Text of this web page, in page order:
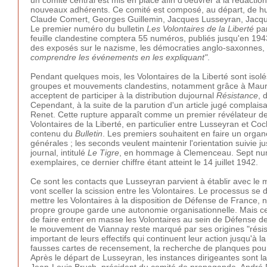
nouveaux adhérents. Ce comité est composé, au départ, de
Claude Comert, Georges Guillemin, Jacques Lusseyran,
Le premier numéro du bulletin Les Volontaires de la Liberté
feuille clandestine comptera 55 numéros, publiés jusqu'en
des exposés sur le nazisme, les démocraties anglo-
comprendre les événements en les expliquant".
Pendant quelques mois, les Volontaires de la Liberté sont
groupes et mouvements clandestins, notamment grâce à
acceptent de participer à la distribution dujournal Résistance ,
Cependant, à la suite de la parution d'un article jugé
Renet. Cette rupture apparaît comme un premier révélateur
Volontaires de la Liberté, en particulier entre Lusseyran et
contenu du Bulletin . Les premiers souhaitent en faire un
générales ; les seconds veulent maintenir l'orientation suivie
journal, intitulé Le Tigre , en hommage à Clemenceau. Sept
exemplaires, ce dernier chiffre étant atteint le 14 juillet 1942.
Ce sont les contacts que Lusseyran parvient à établir avec
vont sceller la scission entre les Volontaires. Le processus
mettre les Volontaires à la disposition de Défense de
propre groupe garde une autonomie organisationnelle. Mais
de faire entrer en masse les Volontaires au sein de Défense
le mouvement de Viannay reste marqué par ses origines
important de leurs effectifs qui continuent leur action jusqu'à
fausses cartes de recensement, la recherche de planques
Après le départ de Lusseyran, les instances dirigeantes sont